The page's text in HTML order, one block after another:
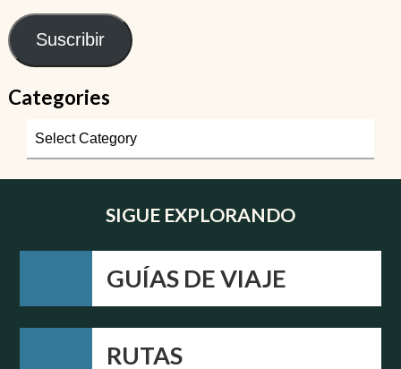
Suscribir
Categories
SIGUE EXPLORANDO
GUÍAS DE VIAJE
RUTAS